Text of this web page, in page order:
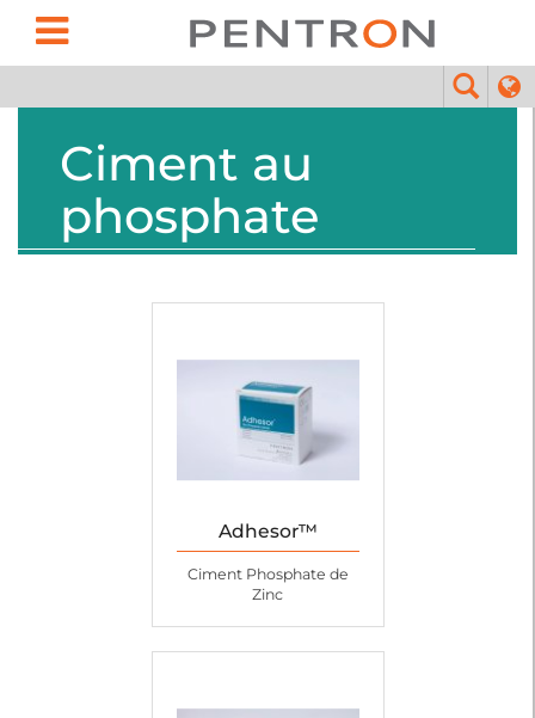
Ciment au
phosphate
Adhesor™
Ciment Phosphate de
Zinc